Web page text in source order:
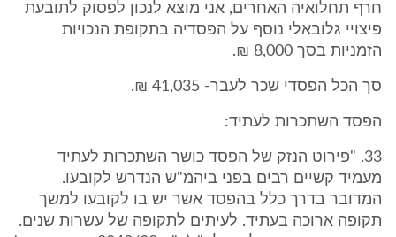
חרף תחלואיה האחרים, אני מוצא לנכון לפסוק לתובעת
פיצויי גלובאלי נוסף על הפסדיה בתקופת הנכויות
הזמניות בסך 8,000 ₪.
סך הכל הפסדי שכר לעבר- 41,035 ₪.
הפסד השתכרות לעתיד:
33. "פירוט הנזק של הפסד כושר השתכרות לעתיד
מעמיד קשיים רבים בפני ביהמ"ש הנדרש לקובעו.
המדובר בדרך כלל בהפסד אשר יש בו לקובעו למשך
תקופה ארוכה בעתיד. לעיתים לתקופה של עשרות שנים.